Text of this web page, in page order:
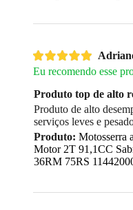
Eu recomendo esse
Produto top de alto
Produto de alto
serviços leves e
Produto: Motosserra
Motor 2T 91,1CC
36RM 75RS